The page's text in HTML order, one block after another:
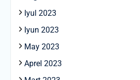
Iyul 2023
Iyun 2023
May 2023
Aprel 2023